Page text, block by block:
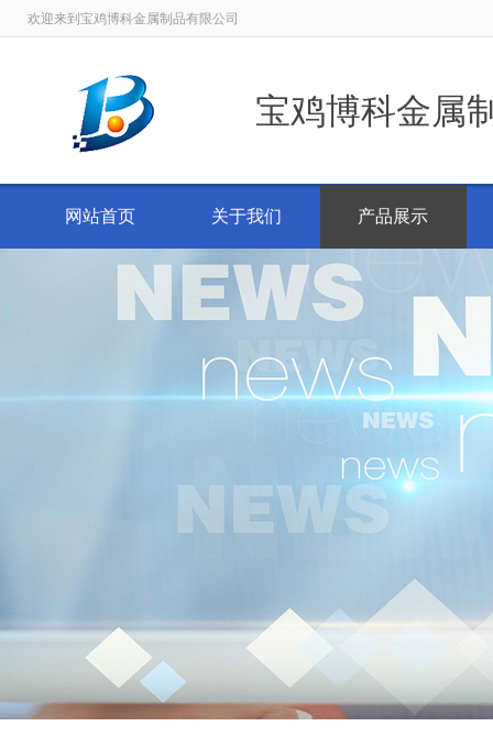
欢迎来到宝鸡博科金属制品有限公司
宝鸡博科金属
网站首页 关于我们 产品展示